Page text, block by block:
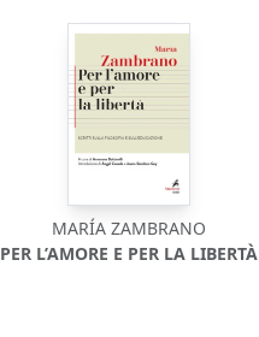
MARÍA ZAMBRANO
PER L’AMORE E PER LA LIBERTÀ